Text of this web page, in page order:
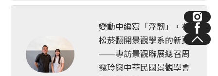
變動中編寫「浮韌」，在
松菸翻開景觀學系的新頁
——專訪景觀聯展總召周
靄玲與中華民國景觀學會